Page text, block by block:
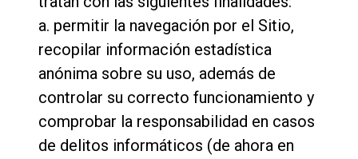
a. permitir la navegación por el Sitio,
recopilar información estadística
anónima sobre su uso, además de
controlar su correcto funcionamiento y
comprobar la responsabilidad en casos
de delitos informáticos (de ahora en